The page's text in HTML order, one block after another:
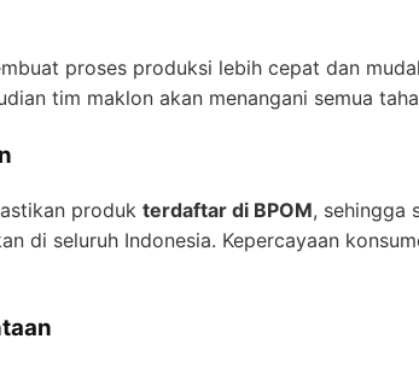
proses produksi lebih cepat dan
tim maklon akan menangani semua
produk terdaftar di BPOM, sehingga
di seluruh Indonesia. Kepercayaan